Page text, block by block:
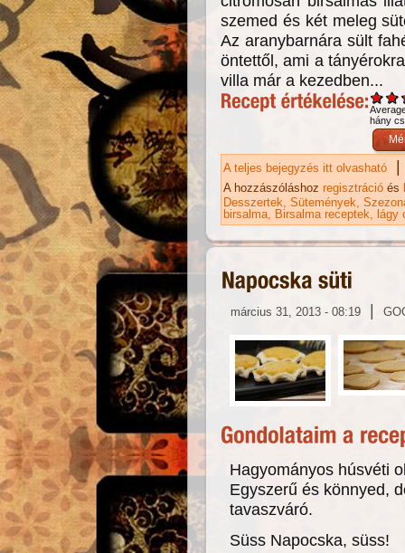
szemed és két meleg
Az aranybarnára sült
öntettől, ami a
villa már a kezedben...
hány
A teljes bejegyzés itt olvasható |
A hozzászóláshoz regisztráció és
Desszertek Sütemények
birsalma Birsalma receptek lágy
március 31, 2013 - 08:19 |
Hagyományos húsvéti
Egyszerű és könnyed,
tavaszváró.
Süss Napocska, süss!